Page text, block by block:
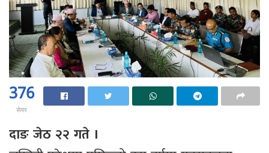
376
सेयर
दाङ जेठ २२ गते ।